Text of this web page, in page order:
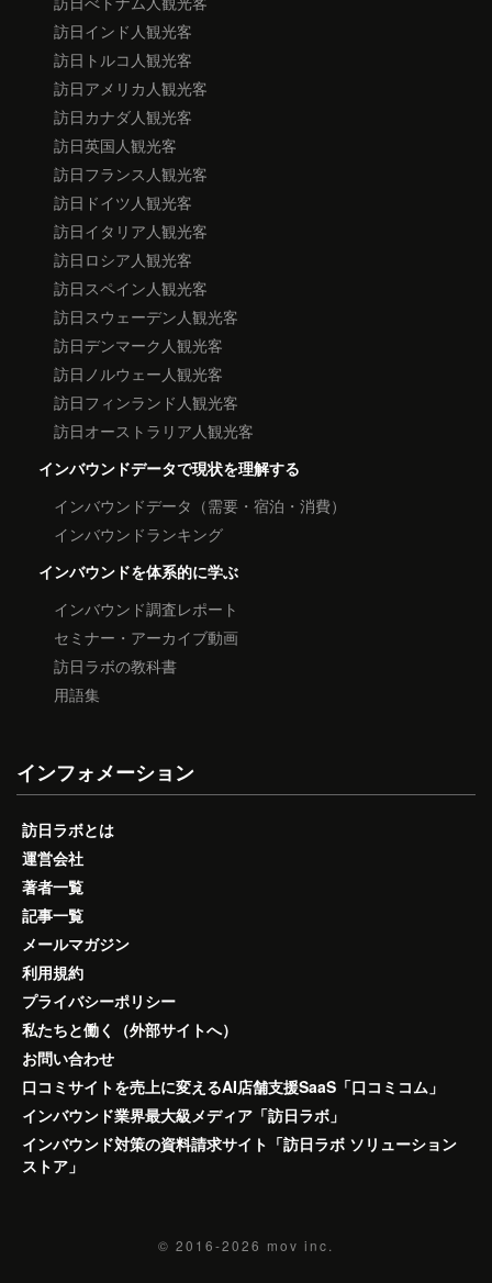
訪日インド人観光客
訪日トルコ人観光客
訪日アメリカ人観光客
訪日カナダ人観光客
訪日英国人観光客
訪日フランス人観光客
訪日ドイツ人観光客
訪日イタリア人観光客
訪日ロシア人観光客
訪日スペイン人観光客
訪日スウェーデン人観光客
訪日デンマーク人観光客
訪日ノルウェー人観光客
訪日フィンランド人観光客
訪日オーストラリア人観光客
インバウンドデータで現状を理解する
インバウンドデータ（需要・宿泊・消費）
インバウンドランキング
インバウンドを体系的に学ぶ
インバウンド調査レポート
セミナー・アーカイブ動画
訪日ラボの教科書
用語集
インフォメーション
訪日ラボとは
運営会社
著者一覧
記事一覧
メールマガジン
利用規約
プライバシーポリシー
私たちと働く（外部サイトへ）
お問い合わせ
口コミサイトを売上に変えるAI店舗支援SaaS「口コミコム」
インバウンド業界最大級メディア「訪日ラボ」
インバウンド対策の資料請求サイト「訪日ラボ ソリューション
ストア」
© 2016-2026 mov inc.